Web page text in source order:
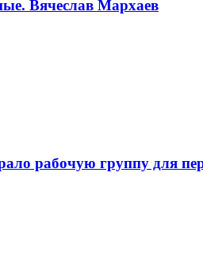
Вячеслав Мархаев
рабочую группу для